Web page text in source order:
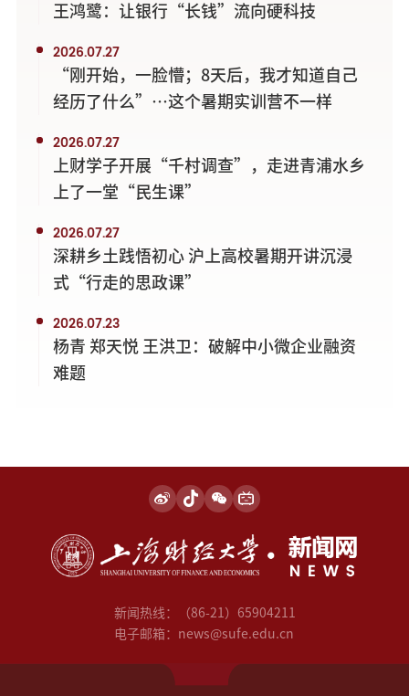
王鸿鹭：让银行“长钱”流向硬科技
2026.07.27
“刚开始，一脸懵；8天后，我才知道自己
经历了什么”…这个暑期实训营不一样
2026.07.27
上财学子开展“千村调查”，走进青浦水乡
上了一堂“民生课”
2026.07.27
深耕乡土践悟初心 沪上高校暑期开讲沉浸
式“行走的思政课”
2026.07.23
杨青 郑天悦 王洪卫：破解中小微企业融资
难题
新闻热线：（86-21）65904211
电子邮箱：news@sufe.edu.cn